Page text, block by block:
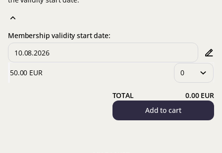
partenaires
Membership validity start date:
50.00 EUR
TOTAL 0.00 EUR
Add to cart